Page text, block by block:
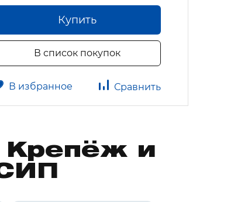
Купить
В список покупок
В избранное Сравнить
Крепёж и